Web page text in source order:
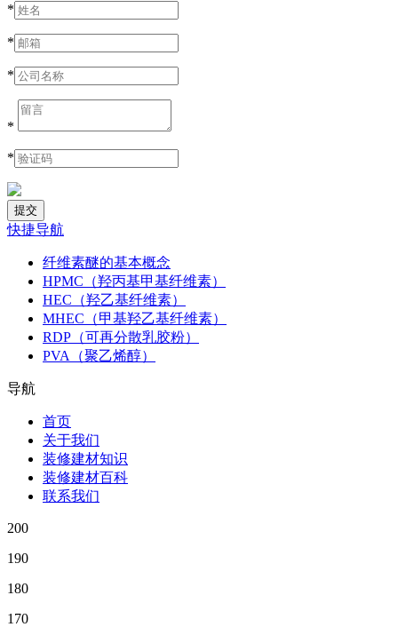
*
*
*
*
*
快捷导航
纤维素醚的基本概念
HPMC（羟丙基甲基纤维素）
HEC（羟乙基纤维素）
MHEC（甲基羟乙基纤维素）
RDP（可再分散乳胶粉）
PVA（聚乙烯醇）
导航
首页
关于我们
装修建材知识
装修建材百科
联系我们
200
190
180
170